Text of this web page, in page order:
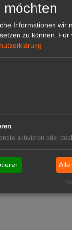
möchten
Informationen wir
zu können.
Für
aktivieren oder
Alle